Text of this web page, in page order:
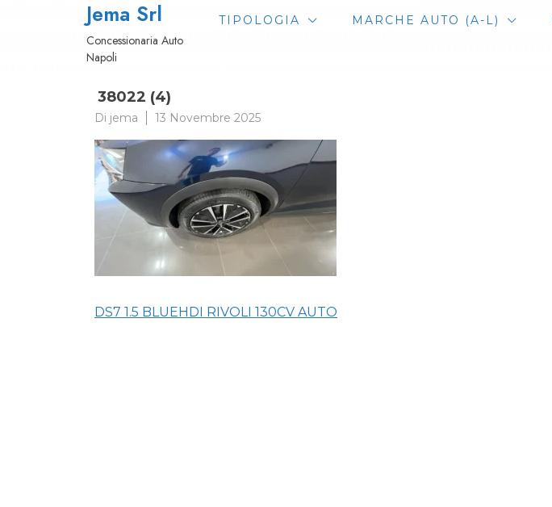
Jema Srl
Concessionaria Auto
Napoli
TIPOLOGIA MARCHE AUTO (A-L)
38022 (4)
Di jema 13 Novembre 2025
Navigazione
DS7 1.5 BLUEHDI RIVOLI 130CV AUTO